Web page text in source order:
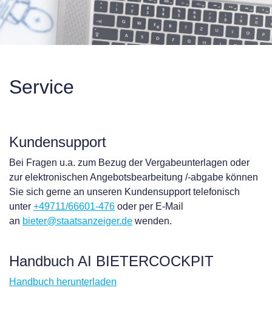
Service
Kundensupport
Bei Fragen u.a. zum Bezug der Vergabeunterlagen oder
zur elektronischen Angebotsbearbeitung /-abgabe können
Sie sich gerne an unseren Kundensupport telefonisch
unter +49711/66601-476 oder per E-Mail
an bieter@staatsanzeiger.de wenden.
Handbuch AI BIETERCOCKPIT
Handbuch herunterladen